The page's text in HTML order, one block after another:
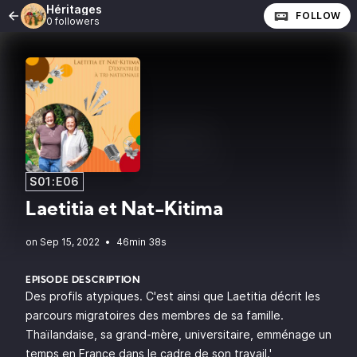
Héritages
0 followers FOLLOW
S01:E06
Laetitia et Nat-Kitima
• 46min 38s
EPISODE DESCRIPTION
Des profils atypiques. C'est ainsi que Laetitia décrit les
parcours migratoires des membres de sa famille.
Thaïlandaise, sa grand-mère, universitaire, emménage un
temps en France dans le cadre de son travail.'